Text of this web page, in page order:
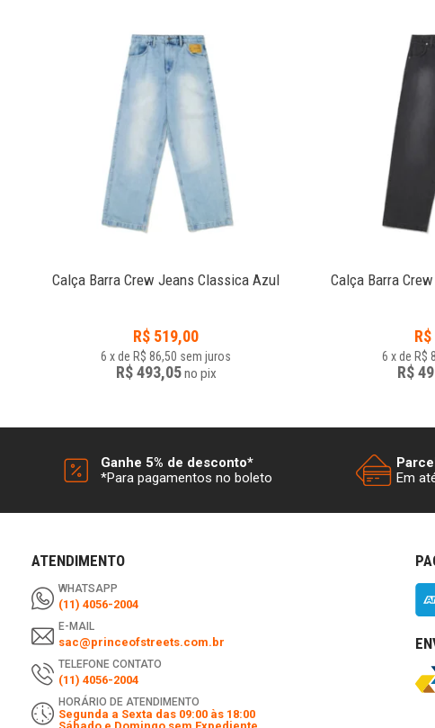
Calça Barra Crew Jeans Classica Azul
R$ 519,00
6 xde R$ 86,50 sem juros
R$ 493,05no pix
Calça Barra
R$
6 xde R$
R$
Ganhe 5% de desconto*
*Para pagamentos no boleto
Em
ATENDIMENTO
WHATSAPP
(11) 4056-2004
E-MAIL
sac@princeofstreets.com.br
TELEFONE CONTATO
(11) 4056-2004
HORÁRIO DE ATENDIMENTO
Segunda a Sexta das 09:00 às 18:00